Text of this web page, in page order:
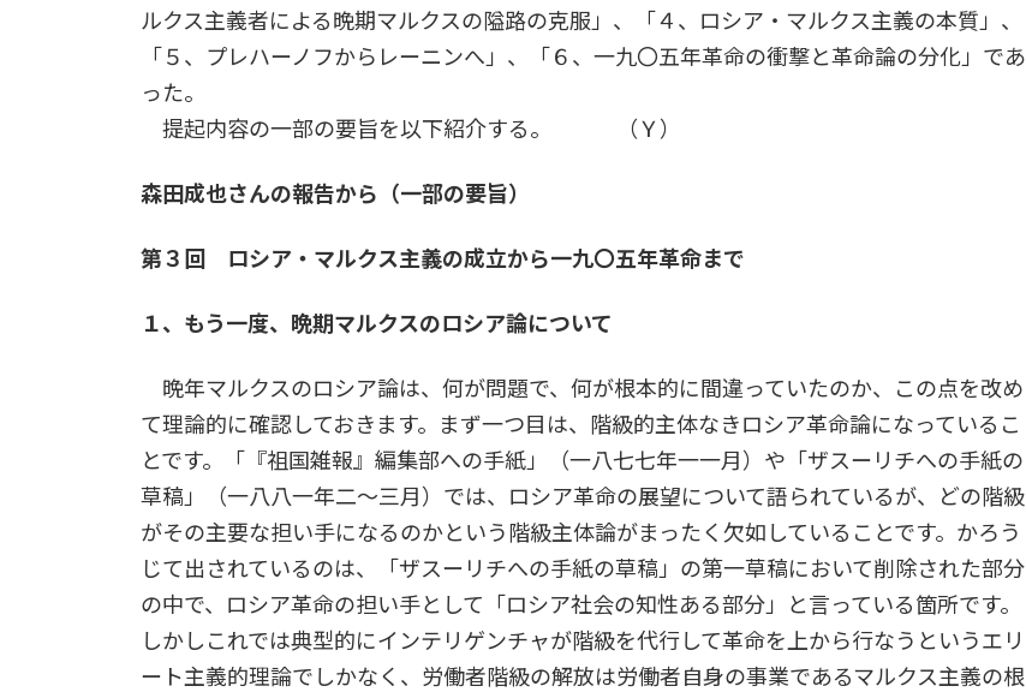
ルクス主義者による晩期マルクスの隘路の克服」、「４、ロシア・マルクス主義の本質」、
「５、プレハーノフからレーニンへ」、「６、一九〇五年革命の衝撃と革命論の分化」であ
った。
提起内容の一部の要旨を以下紹介する。 （Ｙ）
森田成也さんの報告から（一部の要旨）
第３回 ロシア・マルクス主義の成立から一九〇五年革命まで
１、もう一度、晩期マルクスのロシア論について
晩年マルクスのロシア論は、何が問題で、何が根本的に間違っていたのか、この点を改め
て理論的に確認しておきます。まず一つ目は、階級的主体なきロシア革命論になっているこ
とです。「『祖国雑報』編集部への手紙」（一八七七年一一月）や「ザスーリチへの手紙の
草稿」（一八八一年二～三月）では、ロシア革命の展望について語られているが、どの階級
がその主要な担い手になるのかという階級主体論がまったく欠如していることです。かろう
じて出されているのは、「ザスーリチへの手紙の草稿」の第一草稿において削除された部分
の中で、ロシア革命の担い手として「ロシア社会の知性ある部分」と言っている箇所です。
しかしこれでは典型的にインテリゲンチャが階級を代行して革命を上から行なうというエリ
ート主義的理論でしかなく、労働者階級の解放は労働者自身の事業であるマルクス主義の根